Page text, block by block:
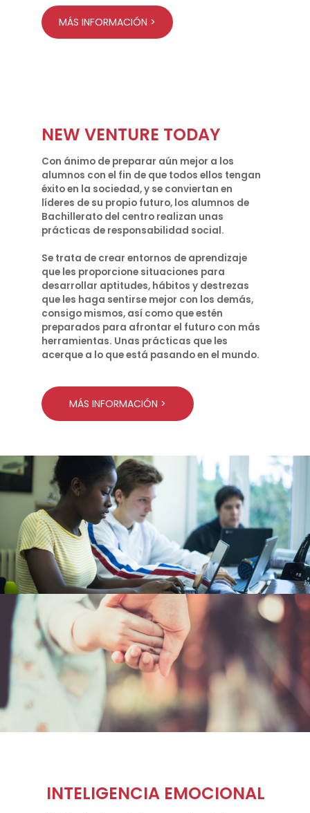
MÁS INFORMACIÓN >
NEW VENTURE TODAY
Con ánimo de preparar aún mejor a los
alumnos con el fin de que todos ellos tengan
éxito en la sociedad, y se conviertan en
líderes de su propio futuro, los alumnos de
Bachillerato del centro realizan unas
prácticas de responsabilidad social.
Se trata de crear entornos de aprendizaje
que les proporcione situaciones para
desarrollar aptitudes, hábitos y destrezas
que les haga sentirse mejor con los demás,
consigo mismos, así como que estén
preparados para afrontar el futuro con más
herramientas. Unas prácticas que les
acerque a lo que está pasando en el mundo.
MÁS INFORMACIÓN >
INTELIGENCIA EMOCIONAL